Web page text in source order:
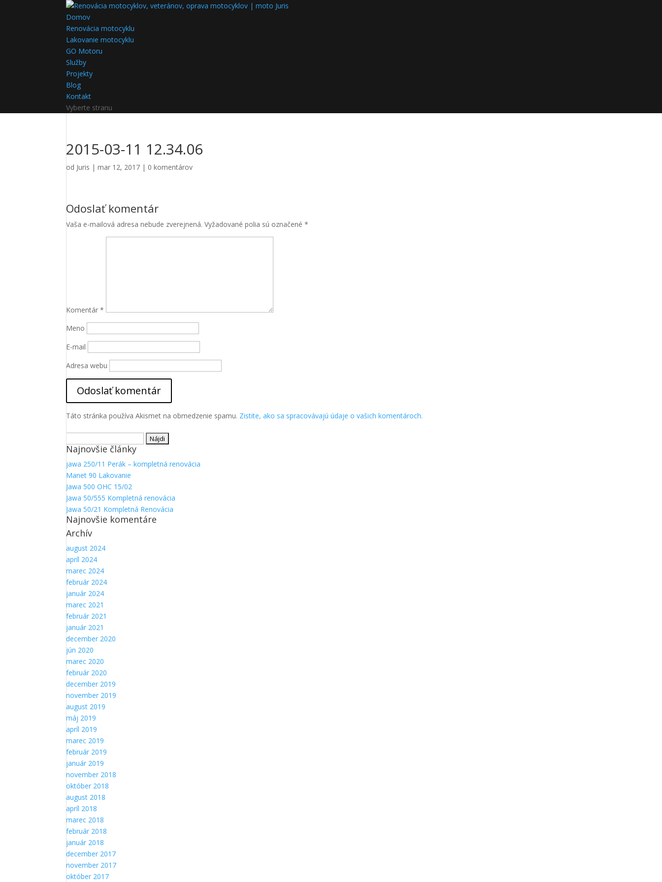
Domov
Renovácia motocyklu
Lakovanie motocyklu
GO Motoru
Služby
Projekty
Blog
Kontakt
Vyberte stranu
2015-03-11 12.34.06
od Juris |mar 12, 2017 | 0 komentárov
Odoslať komentár
Vaša e-mailová adresa nebude zverejnená. Vyžadované polia sú označené*
Komentár*
Meno
E-mail
Adresa webu
Táto stránka používa Akismet na obmedzenie spamu. Zistite, ako sa spracovávajú údaje o vašich komentároch.
Najnovšie články
jawa 250/11 Perák – kompletná renovácia
Manet 90 Lakovanie
Jawa 500 OHC 15/02
Jawa 50/555 Kompletná renovácia
Jawa 50/21 Kompletná Renovácia
Najnovšie komentáre
Archív
august 2024
apríl 2024
marec 2024
február 2024
január 2024
marec 2021
február 2021
január 2021
december 2020
jún 2020
marec 2020
február 2020
december 2019
november 2019
august 2019
máj 2019
apríl 2019
marec 2019
február 2019
január 2019
november 2018
október 2018
august 2018
apríl 2018
marec 2018
február 2018
január 2018
december 2017
november 2017
október 2017